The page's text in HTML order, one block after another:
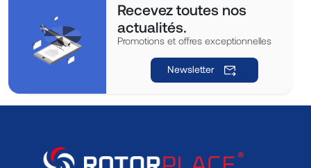
Recevez toutes nos
actualités.
Promotions et offres exceptionnelles
Newsletter